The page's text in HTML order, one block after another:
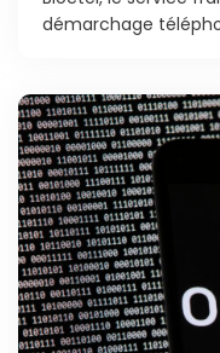
démarchage